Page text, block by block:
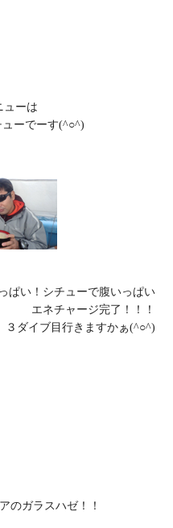
ューは
ーでーす(^○^)
ぱい！シチューで腹いっぱい
エネチャージ完了！！！
３ダイブ目行きますかぁ(^○^)